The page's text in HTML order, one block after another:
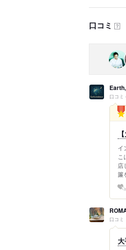
口コミ ？
口コミ
イ
店
簾
口コ